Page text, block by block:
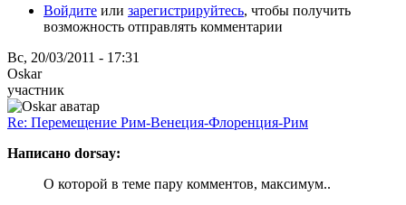
Войдите или зарегистрируйтесь, чтобы получить
возможность отправлять комментарии
Вс, 20/03/2011 - 17:31
Oskar
участник
Re: Перемещение Рим-Венеция-Флоренция-Рим
Написано dorsay:
О которой в теме пару комментов, максимум..